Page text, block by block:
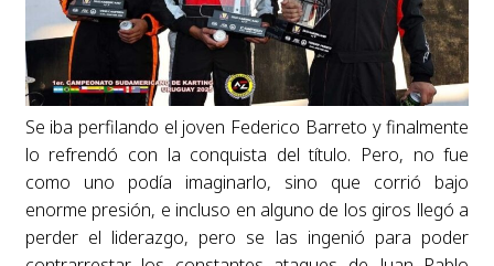
Se iba perfilando el joven Federico Barreto y finalmente
lo refrendó con la conquista del título. Pero, no fue
como uno podía imaginarlo, sino que corrió bajo
enorme presión, e incluso en alguno de los giros llegó a
perder el liderazgo, pero se las ingenió para poder